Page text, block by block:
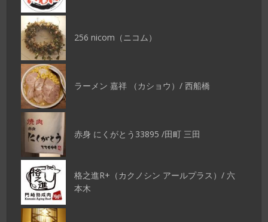
256 nicom（ニコム）
ラーメン 嘉祥 （カショウ）/ 西船橋
赤身 にくがとう33895 /田町 三田
格之進R+（カクノシン アールプラス）/ 六
本木